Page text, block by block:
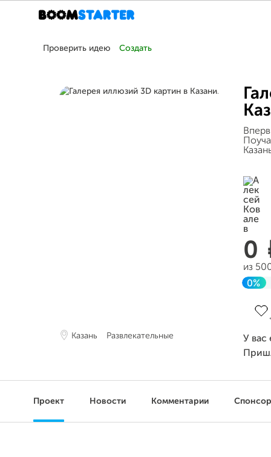
Проверить идею Создать
Казань Развлекательные
0
из
0%
У вас
Проект Новости Комментарии